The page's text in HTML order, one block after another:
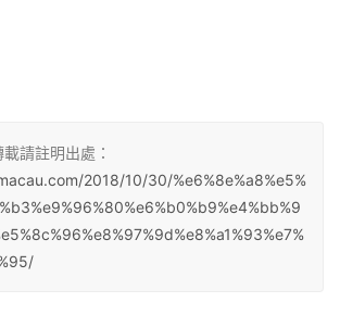
請註明出處：
2018/10/30/%e6%8e%a8%e5%